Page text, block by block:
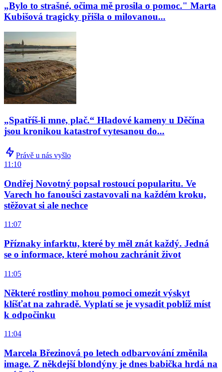
„Bylo to strašné, očima mě prosila o pomoc." Marta
Kubišová tragicky přišla o milovanou...
„Spatříš-li mne, plač.“ Hladové kameny u Děčína
jsou kronikou katastrof vytesanou do...
Právě u nás vyšlo
11:10
Ondřej Novotný popsal rostoucí popularitu. Ve
Varech ho fanoušci zastavovali na každém kroku,
stěžovat si ale nechce
11:07
Příznaky infarktu, které by měl znát každý. Jedná
se o informace, které mohou zachránit život
11:05
Některé rostliny mohou pomoci omezit výskyt
klíšťat na zahradě. Vyplatí se je vysadit poblíž míst
k odpočinku
11:04
Marcela Březinová po letech odbarvování změnila
image. Z někdejší blondýny je dnes babička hrdá na